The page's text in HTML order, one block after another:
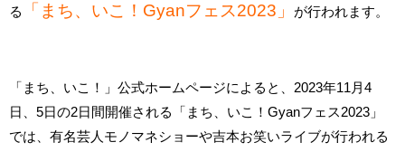
る
「まち、いこ！Gyanフェス2023」 が行われます。
「まち、いこ！」公式ホームページによると、2023年11月4
日、5日の2日間開催される「まち、いこ！Gyanフェス2023」
では、有名芸人モノマネショーや吉本お笑いライブが行われる